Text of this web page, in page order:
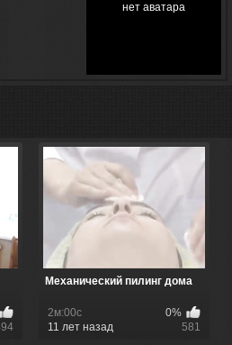
нет аватара
Механический пилинг дома
2м:00с
0%
11 лет назад
581